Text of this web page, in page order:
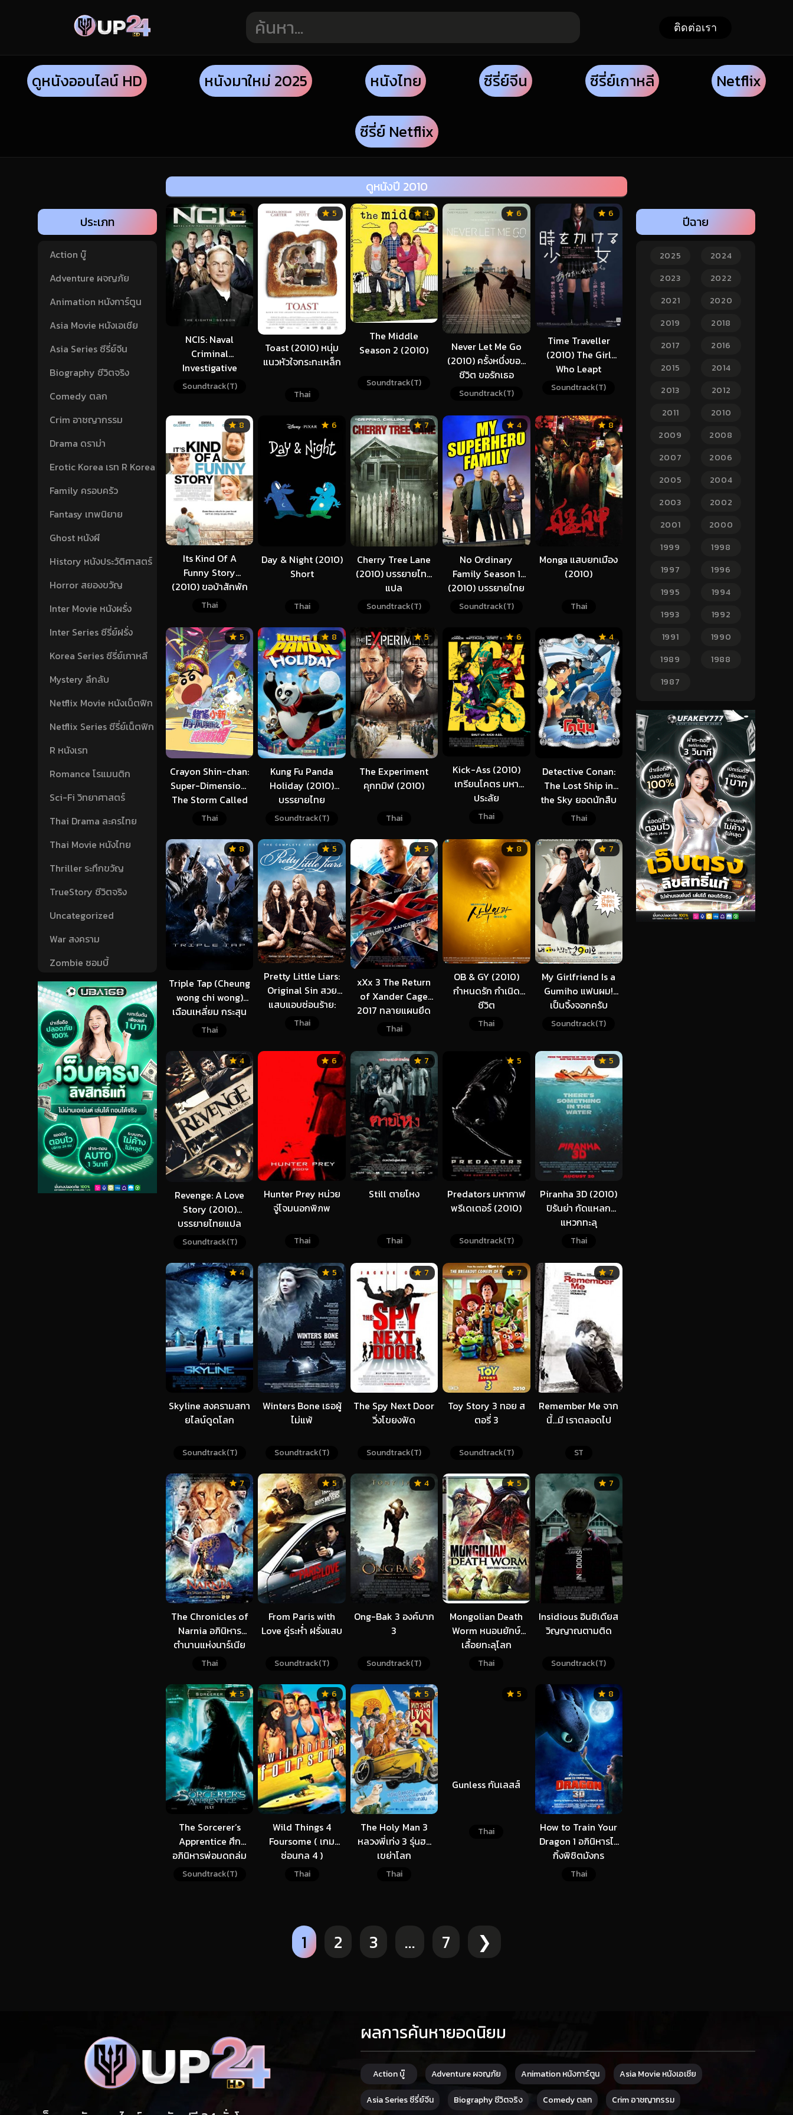
ติดต่อเรา
ดูหนังออนไลน์ HD หนังมาใหม่ 2025 หนังไทย ซีรี่ย์จีน ซีรี่ย์เกาหลี Netflix
ซีรี่ย์ Netflix
ประเภท
Action บู๊
Adventure ผจญภัย
Animation หนังการ์ตูน
Asia Movie หนังเอเชีย
Asia Series ซีรี่ย์จีน
Biography ชีวิตจริง
Comedy ตลก
Crim อาชญากรรม
Drama ดราม่า
Erotic Korea เรท R Korea
Family ครอบครัว
Fantasy เทพนิยาย
Ghost หนังผี
History หนังประวัติศาสตร์
Horror สยองขวัญ
Inter Movie หนังผรั่ง
Inter Series ซีรี่ย์ฝรั่ง
Korea Series ซีรี่ย์เกาหลี
Mystery ลึกลับ
Netflix Movie หนังเน็ตฟิก
Netflix Series ซีรี่ย์เน็ตฟิก
R หนังเรท
Romance โรแมนติก
Sci-Fi วิทยาศาสตร์
Thai Drama ละครไทย
Thai Movie หนังไทย
Thriller ระทึกขวัญ
TrueStory ชีวิตจริง
Uncategorized
War สงคราม
Zombie ซอมบี้
ดูหนังปี 2010
NCIS: Naval
Criminal
Investigative
Service (2010)
Soundtrack(T)
4
Toast (2010) หนุ่ม
แนวหัวใจกระทะเหล็ก
Thai
5
The Middle
Season 2 (2010)
Soundtrack(T)
4
Never Let Me Go
(2010) ครั้งหนึ่งของ
ชีวิต ขอรักเธอ
Soundtrack(T)
6
Time Traveller
(2010) The Girl
Who Leapt
Through Time
Soundtrack(T)
6
Its Kind Of A
Funny Story
(2010) ขอบ้าสักพัก
หารักให้เจอ
Thai
8
Day & Night (2010)
Short
Thai
6
Cherry Tree Lane
(2010) บรรยายไทย
แปล
Soundtrack(T)
7
No Ordinary
Family Season 1
(2010) บรรยายไทย
Soundtrack(T)
4
Monga แสบยกเมือง
(2010)
Thai
8
Crayon Shin-chan:
Super-Dimension!
The Storm Called
My Bride ชินจัง
ข้ามเวลามาป่วนโลก
(2010)
Thai
5
Kung Fu Panda
Holiday (2010)
บรรยายไทย
Soundtrack(T)
8
The Experiment
คุกทมิฬ (2010)
Thai
5
Kick-Ass (2010)
เกรียนโคตร มหา
ประลัย
Thai
6
Detective Conan:
The Lost Ship in
the Sky ยอดนักสืบ
จิ๋วโคนัน เดอะมูฟวี่ 14:
น่านฟ้า (2010)
Thai
4
Triple Tap (Cheung
wong chi wong)
เฉือนเหลี่ยม กระสุน
จับตาย (2010)
Thai
8
Pretty Little Liars:
Original Sin สวย
แสบแอบซ่อนร้าย:
บาปกำเนิด Season 1
Thai
5
xXx 3 The Return
of Xander Cage
2017 ทลายแผนยึด
โลก
Thai
5
OB & GY (2010)
กำหนดรัก กำเนิด
ชีวิต
Thai
8
My Girlfriend Is a
Gumiho แฟนผม!
เป็นจิ้งจอกครับ
Soundtrack(T)
7
Revenge: A Love
Story (2010)
บรรยายไทยแปล
Soundtrack(T)
4
Hunter Prey หน่วย
จู่โจมนอกพิภพ
Thai
6
Still ตายโหง
Thai
7
Predators มหากาฬ
พรีเดเตอร์ (2010)
Soundtrack(T)
5
Piranha 3D (2010)
ปิรันย่า กัดแหลก
แหวกทะลุ
Thai
5
Skyline สงครามสกา
ยไลน์ดูดโลก
Soundtrack(T)
4
Winters Bone เธอผู้
ไม่แพ้
Soundtrack(T)
5
The Spy Next Door
วิ่งโขยงฟัด
Soundtrack(T)
7
Toy Story 3 ทอย ส
ตอรี่ 3
Soundtrack(T)
7
Remember Me จาก
นี้…มี เราตลอดไป
ST
7
The Chronicles of
Narnia อภินิหาร
ตำนานแห่งนาร์เนีย
ภาค 3
Thai
7
From Paris with
Love คู่ระห่ำ ฝรั่งแสบ
Soundtrack(T)
5
Ong-Bak 3 องค์บาก
3
Soundtrack(T)
4
Mongolian Death
Worm หนอนยักษ์
เลื้อยทะลุโลก
Thai
5
Insidious อินซิเดียส
วิญญาณตามติด
Soundtrack(T)
7
The Sorcerer’s
Apprentice ศึก
อภินิหารพ่อมดถล่ม
โลก
Soundtrack(T)
5
Wild Things 4
Foursome ( เกม
ซ่อนกล 4 )
Thai
6
The Holy Man 3
หลวงพี่เท่ง 3 รุ่นฮา
เขย่าโลก
Thai
5
Gunless กันเลสส์
5
How to Train Your
Dragon 1 อภินิหารไว
กิ้งพิชิตมังกร
Thai
8
1 2 3 … 7 ❯
ปีฉาย
2025
2024
2023
2022
2021
2020
2019
2018
2017
2016
2015
2014
2013
2012
2011
2010
2009
2008
2007
2006
2005
2004
2003
2002
2001
2000
1999
1998
1997
1996
1995
1994
1993
1992
1991
1990
1989
1988
1987
ผลการค้นหายอดนิยม
Action บู๊ Adventure ผจญภัย Animation หนังการ์ตูน Asia Movie หนังเอเชีย
Asia Series ซีรี่ย์จีน Biography ชีวิตจริง Comedy ตลก Crim อาชญากรรม